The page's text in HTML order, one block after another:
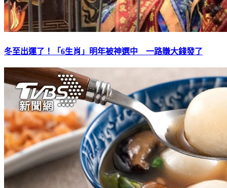
冬至出運了！「6生肖」明年被神選中 一路賺大錢發了